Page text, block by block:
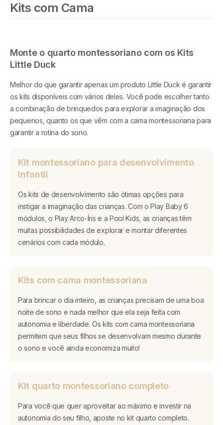
Kits com Cama
Monte o quarto montessoriano com os Kits
Little Duck
Melhor do que garantir apenas um produto Little Duck é garantir
os kits disponíveis com vários deles. Você pode escolher tanto
a combinação de brinquedos para explorar a imaginação dos
pequenos, quanto os que vêm com a cama montessoriana para
garantir a rotina do sono.
Kit montessoriano para desenvolvimento
infantil
Os kits de desenvolvimento são ótimas opções para
instigar a imaginação das crianças. Com o Play Baby 6
módulos, o Play Arco-Íris e a Pool Kids, as crianças têm
muitas possibilidades de explorar e montar diferentes
cenários com cada módulo.
Kits com cama montessoriana
Para brincar o dia inteiro, as crianças precisam de uma boa
noite de sono e nada melhor que ela seja feita com
autonomia e liberdade. Os kits com cama montessoriana
permitem que seus filhos se desenvolvam mesmo durante
o sono e você ainda economiza muito!
Kit quarto montessoriano completo
Para você que quer aproveitar ao máximo e investir na
autonomia do seu filho, aposte no kit quarto completo.